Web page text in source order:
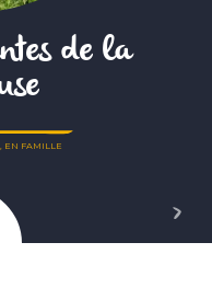
de la
, EN FAMILLE